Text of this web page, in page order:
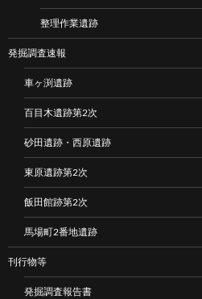
整理作業遺跡
発掘調査速報
車ヶ渕遺跡
百目木遺跡第2次
砂田遺跡・西原遺跡
東原遺跡第2次
飯田館跡第2次
馬場町2番地遺跡
刊行物等
発掘調査報告書